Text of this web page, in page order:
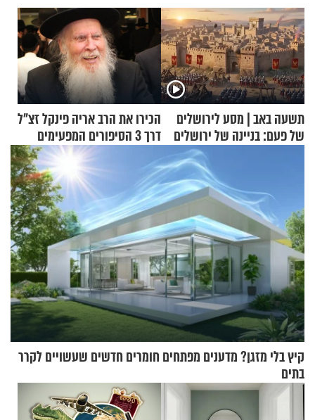
תשעה באב | מסע לירושלים
של פעם: בניינה של ירושלים
הכירו את הרב אריה פינקל זצ"ל
דרך 3 הסיפורים המפעימים
קיץ בלי מזגן? מדענים מפתחים חומרים חדשים שעשויים לקרר
בתים